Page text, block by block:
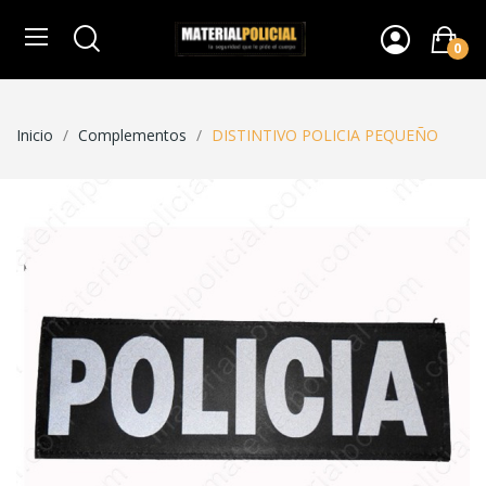
0
Inicio Complementos DISTINTIVO POLICIA PEQUEÑO